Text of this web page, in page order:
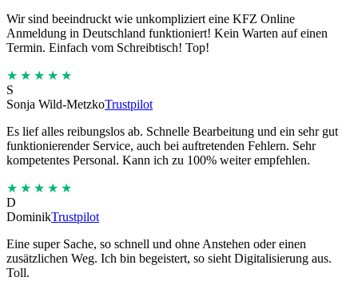
Wir sind beeindruckt wie unkompliziert eine KFZ Online
Anmeldung in Deutschland funktioniert! Kein Warten auf einen
Termin. Einfach vom Schreibtisch! Top!
★★★★★
S
Sonja Wild-MetzkoTrustpilot
Es lief alles reibungslos ab. Schnelle Bearbeitung und ein sehr gut
funktionierender Service, auch bei auftretenden Fehlern. Sehr
kompetentes Personal. Kann ich zu 100% weiter empfehlen.
★★★★★
D
DominikTrustpilot
Eine super Sache, so schnell und ohne Anstehen oder einen
zusätzlichen Weg. Ich bin begeistert, so sieht Digitalisierung aus.
Toll.